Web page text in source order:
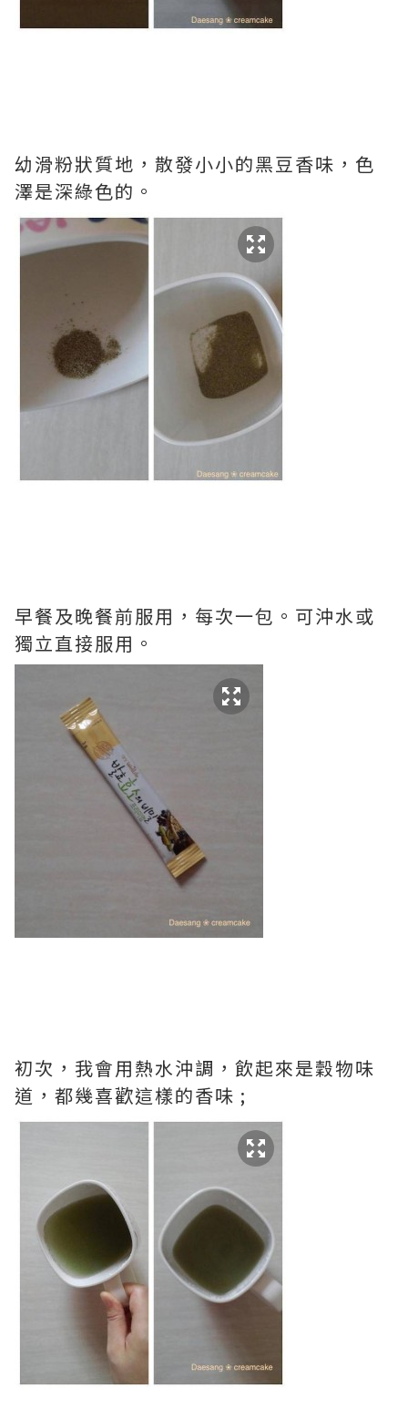
幼滑粉狀質地，散發小小的黑豆香味，色
澤是深綠色的。
早餐及晚餐前服用，每次一包。可沖水或
獨立直接服用。
初次，我會用熱水沖調，飲起來是穀物味
道，都幾喜歡這樣的香味 ;